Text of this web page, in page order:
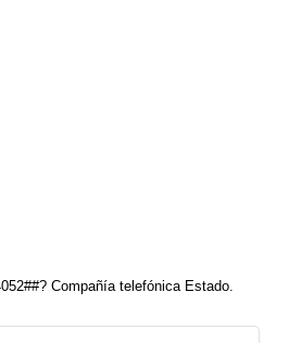
Compañía telefónica Estado.